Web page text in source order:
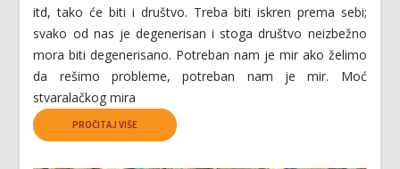
itd, tako će biti i društvo. Treba biti iskren prema sebi;
svako od nas je degenerisan i stoga društvo neizbežno
mora biti degenerisano. Potreban nam je mir ako želimo
da rešimo probleme, potreban nam je mir. Moć
stvaralačkog mira
PROČITAJ VIŠE